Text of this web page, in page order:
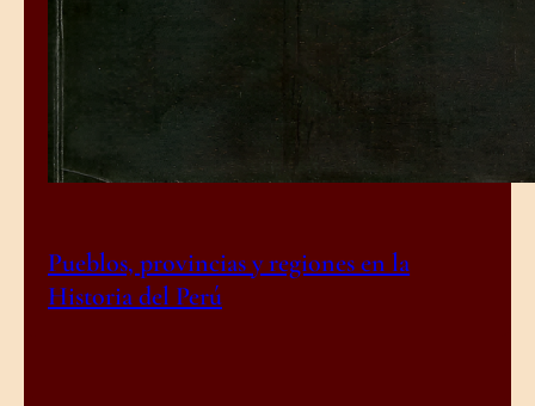
Pueblos, provincias y regiones en la
Historia del Perú